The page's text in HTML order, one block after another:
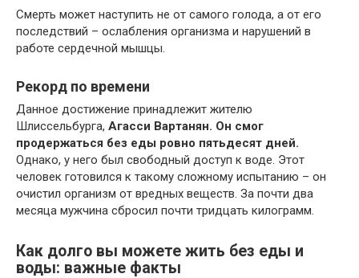
Смерть может наступить не от самого голода, а от его
последствий – ослабления организма и нарушений в
работе сердечной мышцы.
Рекорд по времени
Данное достижение принадлежит жителю
Шлиссельбурга, Агасси Вартанян. Он смог
продержаться без еды ровно пятьдесят дней.
Однако, у него был свободный доступ к воде. Этот
человек готовился к такому сложному испытанию – он
очистил организм от вредных веществ. За почти два
месяца мужчина сбросил почти тридцать килограмм.
Как долго вы можете жить без еды и
воды: важные факты